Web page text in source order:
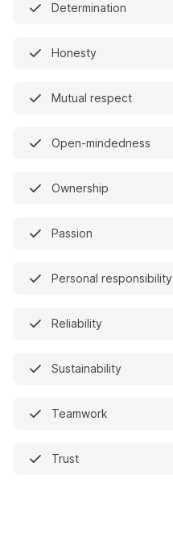
Determination
Honesty
Mutual respect
Open-mindedness
Ownership
Passion
Personal responsibility
Reliability
Sustainability
Teamwork
Trust